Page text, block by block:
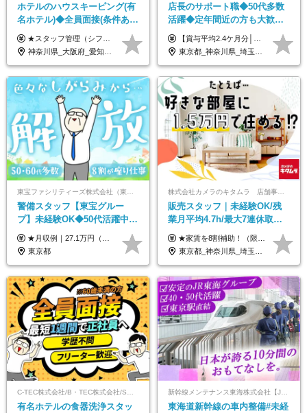
ホテルのハウスキーピング(有
名ホテル)◆全員面接(条件あ
り)◆未経験OK◆リゾート地
も選べる◆月25万円
★スタッフ管理（シフト調整など）の経験があれば【月給28万円以上】 ★賞与支給実績：基本給の2ヶ月分～3ヶ月分 ＝＝ライフスタイルに合わせて働き方を選べます＝＝ ■正社員 ＜未経験者＞月給25万円(寮なしの場合)～35万円＋賞与年2回 ＜経験者＞月給28万円～35万円＋賞与年2回 ※寮をご利用の場合は月給22万円～ ※経験やスキルに応じて決定します ※残業代全額支給 ※試用期間（3ヶ月間）中の雇用形態や待遇に差異はありません ※正社員の場合、転勤の可能性あり ■契約社員 月給22万円～＋残業代全額支給 ※契約社員の場合、賞与の支給および転勤の可能性はありません ※勤務時間や勤務日数の希望があればご相談に応じます ※試用期間なし ※契約の更新 有(勤務状況により判断する) 更新上限 有(通算契約期間の上限 1年/更新回数の上限 なし)
神奈川県_大阪府_愛知県_北海道_兵庫県_京都府_広島県_福岡県_大分県_宮崎県_鹿児島県_沖縄県
店長のサポート職◆50代多数
活躍◆定年間近の方も大歓
迎！◆出勤はお昼から◆平均
賞与2.4ヶ月分◆残業少なめ
【賞与平均2.4ケ月分│決算賞与も20年以上連続で支給中！】 ＜月収例＞ 月収29万円（地域限定正社員／残業代・各種手当含む） 月収26万円（契約社員／残業代・各種手当含む） ◆月給：月給258,400円～361,500円＋残業代＋各種手当 ※給与は前職での経験、スキルを考慮し、決定します ※残業代は全額支給します ※契約社員としてご入社いただく方は、賞与額に差異あり。詳細は面接でお話しします ※試用期間3ヶ月あり。条件に変更はありません ※契約社員の場合：契約期間12カ月（更新あり） ※60歳未満でご入社いただいた方も、60歳になったタイミングで雇用形態は契約社員に切り替えとなります。
東京都_神奈川県_埼玉県_千葉県_茨城県_栃木県_群馬県
東宝ファシリティーズ株式会社（東宝株式会社100％出資）
警備スタッフ【東宝グルー
プ】未経験OK◆50代活躍中
◆1勤務で2日分休み◆8割が座
り仕事◆賞与年2回
★月収例｜27.1万円（月給+残業代2.4万円+資格手当0.2万円+家族手当0.85万円） ★賞与年2回＆充実した手当あり！ ■月給23万6,500円～＋賞与年2回＋各種手当 ┗月給には職務手当19,500円、調整手当15,000円、住宅手当18,500円、契約社員手当1,500円を含みます ※試用期間4ヶ月(期間中の給与・待遇の差異はありません) ━━━━━━━━━━ 各種手当も充実！ ━━━━━━━━━━ ★家族手当 ★役付手当 ★資格手当 ★年末年始勤務手当 ★交通費支給（月5万円以内／6ヶ月分の定期代を支給） ★残業・深夜残業手当（全額支給） ━━━━━━━━━━ 給与支給日は毎月25日です ━━━━━━━━━━ 例：1月1日付入社の場合 1月25日に基本給+変動しない手当を支給 2月25日に前月分の残業手当など変動する手当を支給
東京都
株式会社カメラのキタムラ 店舗事業部【カメラのキタムラ】
販売スタッフ｜未経験OK/残
業月平均4.7h/最大7連休取得
可/全国募集/家賃8割を会社が
負担/賞与年2回
★家賃を8割補助！（限度額は地域により異なる） ※転勤による引っ越しが発生する場合 ＝＝＝＝＝＝＝＝＝＝＝＝＝＝＝＝＝＝＝＝＝＝＝ 例えば、家賃7.5万円なら6万円は会社で負担。 あなたが支払うのは、たったの1.5万円です！ 年間では自己負担額が約72万ほどお得になります！ ＝＝＝＝＝＝＝＝＝＝＝＝＝＝＝＝＝＝＝＝＝＝＝ 月給22万8,700円～26万3,100円＋賞与年2回（初回の支給は当社規定による）＋残業手当 ＜実際の給与例＞ *24歳:月給23万4,700円＋賞与年2回（初回の支給は当社規定による）＋残業手当＋諸手当 ※上記はあくまで参考月給です。ご経歴・年齢を考慮し、当社規定により決定します ※評価により昇給あり ※残業代は別途支給あり ※試用期間2ヶ月あり（期間中の給与・待遇に差異はありません） 【実在する社員の年収モデル】 年収530万円（30歳） 年収820万円（40歳） 【入社時の想定年収】 330万円～900万円
東京都_神奈川県_埼玉県_千葉県_大阪府_愛知県_北海道_青森県_宮城県_秋田県_山形県_茨城県_群馬県_新潟県_長野県_富山県_静岡県_三重県_兵庫県_京都府_広島県_岡山県_鳥取県_山口県_徳島県_香川県_愛媛県_福岡県_熊本県_佐賀県_長崎県_大分県_宮崎県_鹿児島県
有名ホテルの食器洗浄スタッ
東海道新幹線の車内整備#未経